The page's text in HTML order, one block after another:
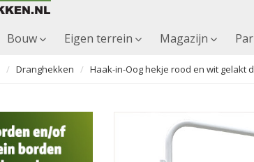
Bouw Eigen terrein Magazijn
Dranghekken Haak-in-Oog hekje rood en wit gelakt